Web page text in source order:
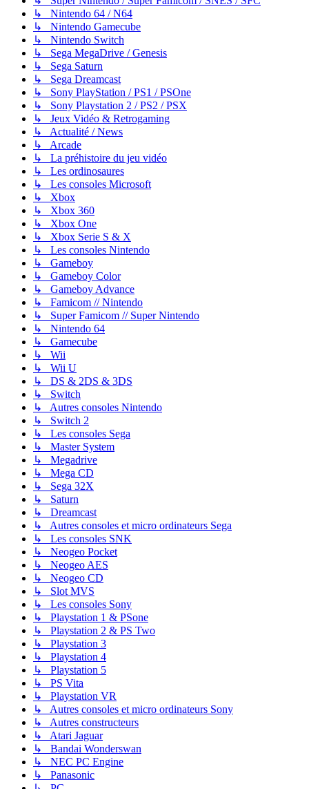
↳ Nintendo 64 / N64
↳ Nintendo Gamecube
↳ Nintendo Switch
↳ Sega MegaDrive / Genesis
↳ Sega Saturn
↳ Sega Dreamcast
↳ Sony PlayStation / PS1 / PSOne
↳ Sony Playstation 2 / PS2 / PSX
↳ Jeux Vidéo & Retrogaming
↳ Actualité / News
↳ Arcade
↳ La préhistoire du jeu vidéo
↳ Les ordinosaures
↳ Les consoles Microsoft
↳ Xbox
↳ Xbox 360
↳ Xbox One
↳ Xbox Serie S & X
↳ Les consoles Nintendo
↳ Gameboy
↳ Gameboy Color
↳ Gameboy Advance
↳ Famicom // Nintendo
↳ Super Famicom // Super Nintendo
↳ Nintendo 64
↳ Gamecube
↳ Wii
↳ Wii U
↳ DS & 2DS & 3DS
↳ Switch
↳ Autres consoles Nintendo
↳ Switch 2
↳ Les consoles Sega
↳ Master System
↳ Megadrive
↳ Mega CD
↳ Sega 32X
↳ Saturn
↳ Dreamcast
↳ Autres consoles et micro ordinateurs Sega
↳ Les consoles SNK
↳ Neogeo Pocket
↳ Neogeo AES
↳ Neogeo CD
↳ Slot MVS
↳ Les consoles Sony
↳ Playstation 1 & PSone
↳ Playstation 2 & PS Two
↳ Playstation 3
↳ Playstation 4
↳ Playstation 5
↳ PS Vita
↳ Playstation VR
↳ Autres consoles et micro ordinateurs Sony
↳ Autres constructeurs
↳ Atari Jaguar
↳ Bandai Wonderswan
↳ NEC PC Engine
↳ Panasonic